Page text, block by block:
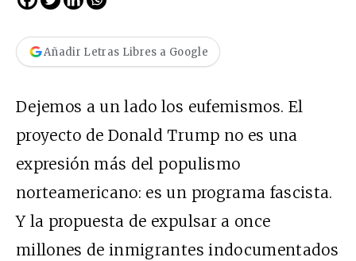
Añadir Letras Libres a Google
Dejemos a un lado los eufemismos. El
proyecto de Donald Trump no es una
expresión más del populismo
norteamericano: es un programa fascista.
Y la propuesta de expulsar a once
millones de inmigrantes indocumentados